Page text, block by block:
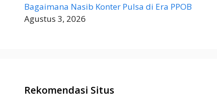
Bagaimana Nasib Konter Pulsa di Era PPOB
Agustus 3, 2026
Rekomendasi Situs